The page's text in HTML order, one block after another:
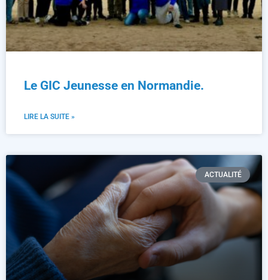
Le GIC Jeunesse en Normandie.
LIRE LA SUITE »
ACTUALITÉ